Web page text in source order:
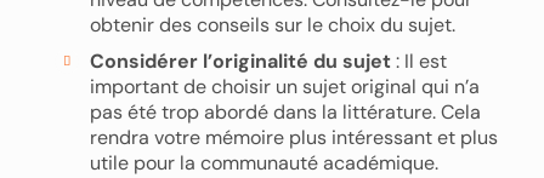
obtenir des conseils sur le choix du sujet.
Considérer l’originalité du sujet: Il est
important de choisir un sujet original qui n’a
pas été trop abordé dans la littérature. Cela
rendra votre mémoire plus intéressant et plus
utile pour la communauté académique.